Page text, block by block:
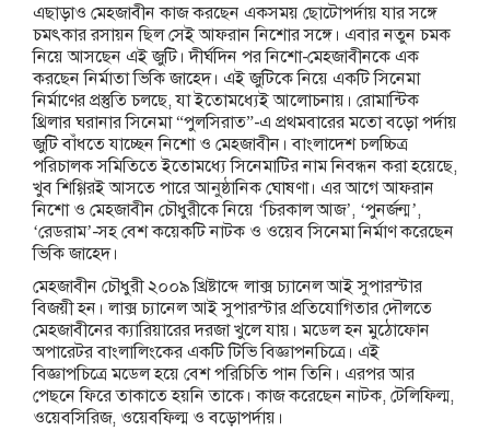
এছাড়াও মেহজাবীন কাজ করছেন একসময় ছোটোপর্দায় যার সঙ্গে
চমৎকার রসায়ন ছিল সেই আফরান নিশোর সঙ্গে। এবার নতুন চমক
নিয়ে আসছেন এই জুটি। দীর্ঘদিন পর নিশো-মেহজাবীনকে এক
করছেন নির্মাতা ভিকি জাহেদ। এই জুটিকে নিয়ে একটি সিনেমা
নির্মাণের প্রস্তুতি চলছে, যা ইতোমধ্যেই আলোচনায়। রোমান্টিক
থ্রিলার ঘরানার সিনেমা “পুলসিরাত”-এ প্রথমবারের মতো বড়ো পর্দায়
জুটি বাঁধতে যাচ্ছেন নিশো ও মেহজাবীন। বাংলাদেশ চলচ্চিত্র
পরিচালক সমিতিতে ইতোমধ্যে সিনেমাটির নাম নিবন্ধন করা হয়েছে,
খুব শিগ্গিরই আসতে পারে আনুষ্ঠানিক ঘোষণা। এর আগে আফরান
নিশো ও মেহজাবীন চৌধুরীকে নিয়ে ‘চিরকাল আজ’, ‘পুনর্জন্ম’,
‘রেডরাম’-সহ বেশ কয়েকটি নাটক ও ওয়েব সিনেমা নির্মাণ করেছেন
ভিকি জাহেদ।
মেহজাবীন চৌধুরী ২০০৯ খ্রিষ্টাব্দে লাক্স চ্যানেল আই সুপারস্টার
বিজয়ী হন। লাক্স চ্যানেল আই সুপারস্টার প্রতিযোগিতার দৌলতে
মেহজাবীনের ক্যারিয়ারের দরজা খুলে যায়। মডেল হন মুঠোফোন
অপারেটর বাংলালিংকের একটি টিভি বিজ্ঞাপনচিত্রে। এই
বিজ্ঞাপচিত্রে মডেল হয়ে বেশ পরিচিতি পান তিনি। এরপর আর
পেছনে ফিরে তাকাতে হয়নি তাকে। কাজ করেছেন নাটক, টেলিফিল্ম,
ওয়েবসিরিজ, ওয়েবফিল্ম ও বড়োপর্দায়।